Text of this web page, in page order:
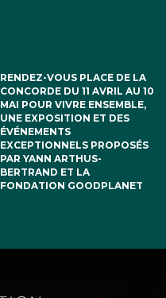
RENDEZ-VOUS PLACE DE LA
CONCORDE DU 11 AVRIL AU 10
MAI POUR VIVRE ENSEMBLE,
UNE EXPOSITION ET DES
ÉVÉNEMENTS
EXCEPTIONNELS PROPOSÉS
PAR YANN ARTHUS-
BERTRAND ET LA
FONDATION GOODPLANET